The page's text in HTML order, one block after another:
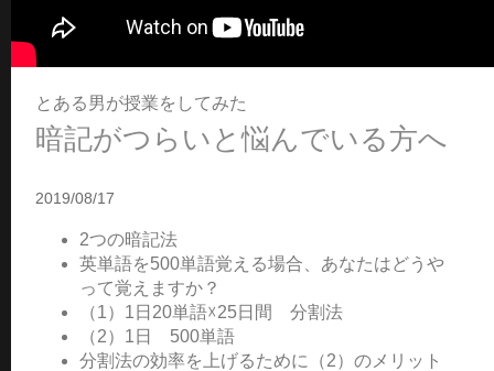
とある男が授業をしてみた
暗記がつらいと悩んでいる方へ
2019/08/17
2つの暗記法
英単語を500単語覚える場合、あなたはどうや
って覚えますか？
（1）1日20単語☓25日間 分割法
（2）1日 500単語
分割法の効率を上げるために（2）のメリット